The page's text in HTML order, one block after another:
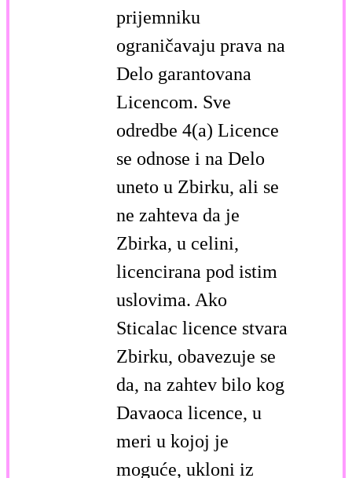
prijemniku
ograničavaju prava na
Delo garantovana
Licencom. Sve
odredbe 4(a) Licence
se odnose i na Delo
uneto u Zbirku, ali se
ne zahteva da je
Zbirka, u celini,
licencirana pod istim
uslovima. Ako
Sticalac licence stvara
Zbirku, obavezuje se
da, na zahtev bilo kog
Davaoca licence, u
meri u kojoj je
moguće, ukloni iz